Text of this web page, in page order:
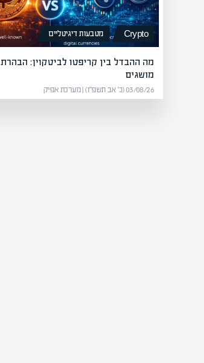
Crypto מטבעות דיגיטליים
מה ההבדל בין קריפטו לביטקוין: הבהרת
מושגים
03/08/26 (כ׳ אב תשפ״ו) | מערכת אפיק